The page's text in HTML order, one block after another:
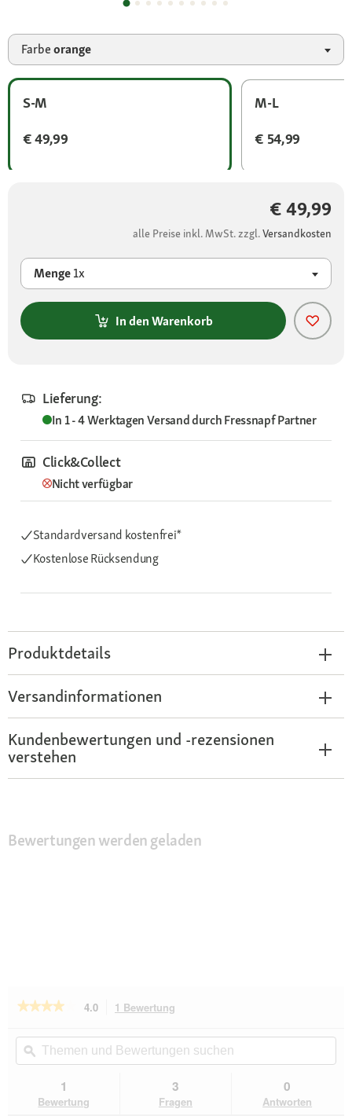
Farbeorange
S-M
€ 49,99
M-L
€ 54,99
€ 49,99
alle Preise inkl. MwSt. zzgl.Versandkosten
Menge1x
In den Warenkorb
Lieferung:
In 1 - 4 WerktagenVersand durchFressnapf Partner
Click&Collect
Nicht verfügbar
Standardversand kostenfrei*
Kostenlose Rücksendung
Produktdetails
Versandinformationen
Kundenbewertungen und -rezensionen
verstehen
Bewertungen werden geladen
★★★★★
★★★★★
5
lesen
Hunter
4.0 1 Bewertung
Aktion
navigierst
du
zu
den
Bewertungen.
Themen
und
Bewertungen
ϙ
1
Bewertung
3
Fragen
0
Antworten